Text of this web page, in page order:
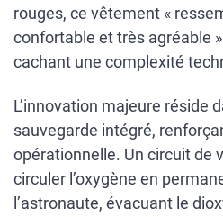
rouges, ce vêtement «
confortable et très agréable
cachant une complexité
L’innovation majeure réside
sauvegarde intégré,
opérationnelle. Un circuit de
circuler l’oxygène en
l’astronaute, évacuant le